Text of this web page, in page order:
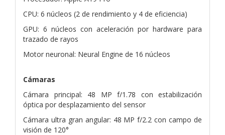
CPU: 6 núcleos (2 de rendimiento y 4 de eficiencia)
GPU: 6 núcleos con aceleración por hardware para
trazado de rayos
Motor neuronal: Neural Engine de 16 núcleos
Cámaras
Cámara principal: 48 MP f/1.78 con estabilización
óptica por desplazamiento del sensor
Cámara ultra gran angular: 48 MP f/2.2 con campo de
visión de 120°